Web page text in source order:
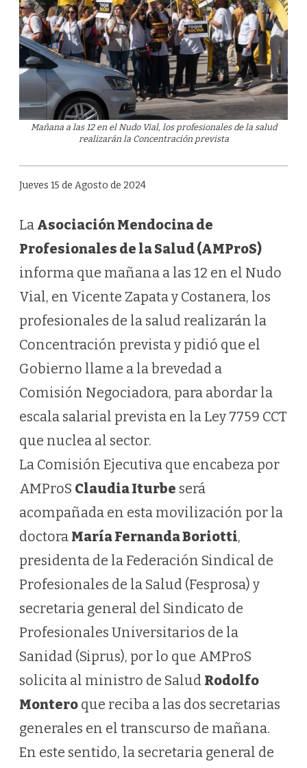
Mañana a las 12 en el Nudo Vial, los profesionales de la salud
realizarán la Concentración prevista
Jueves 15 de Agosto de 2024
La Asociación Mendocina de
Profesionales de la Salud (AMProS)
informa que mañana a las 12 en el Nudo
Vial, en Vicente Zapata y Costanera, los
profesionales de la salud realizarán la
Concentración prevista y pidió que el
Gobierno llame a la brevedad a
Comisión Negociadora, para abordar la
escala salarial prevista en la Ley 7759 CCT
que nuclea al sector.
La Comisión Ejecutiva que encabeza por
AMProS Claudia Iturbe será
acompañada en esta movilización por la
doctora María Fernanda Boriotti,
presidenta de la Federación Sindical de
Profesionales de la Salud (Fesprosa) y
secretaria general del Sindicato de
Profesionales Universitarios de la
Sanidad (Siprus), por lo que AMProS
solicita al ministro de Salud Rodolfo
Montero que reciba a las dos secretarias
generales en el transcurso de mañana.
En este sentido, la secretaria general de